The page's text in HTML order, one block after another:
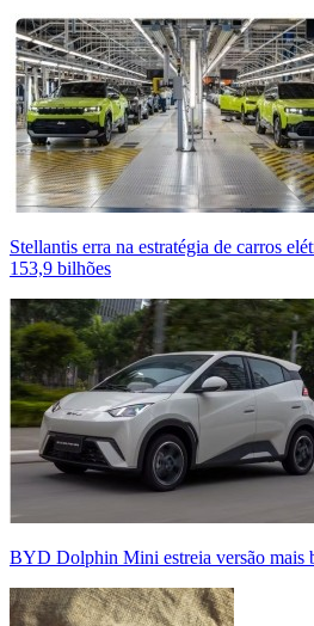
Stellantis erra na estratégia de carros
153,9 bilhões
BYD Dolphin Mini estreia versão mais